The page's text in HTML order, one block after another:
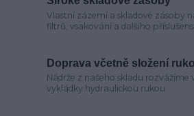
Vlastní zázemí a skladové zásoby
filtrů, vsakování a dalšího
Doprava včetně složení
Nádrže z našeho skladu
vykládky hydraulickou rukou